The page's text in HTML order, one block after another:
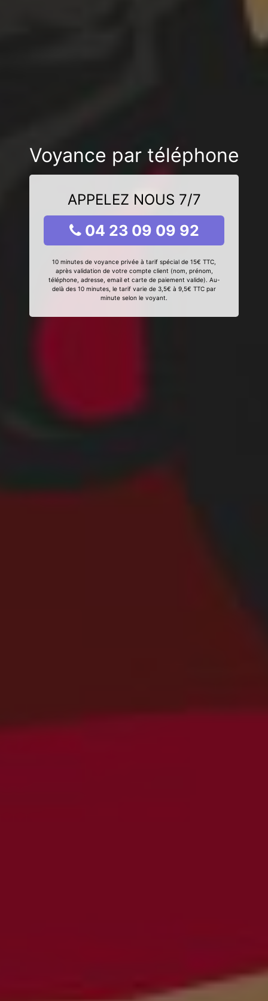
Voyance par téléphone
APPELEZ NOUS 7/7
04 23 09 09 92
10 minutes de voyance privée à tarif spécial de 15€ TTC,
après validation de votre compte client (nom, prénom,
téléphone, adresse, email et carte de paiement valide). Au-
delà des 10 minutes, le tarif varie de 3,5€ à 9,5€ TTC par
minute selon le voyant.